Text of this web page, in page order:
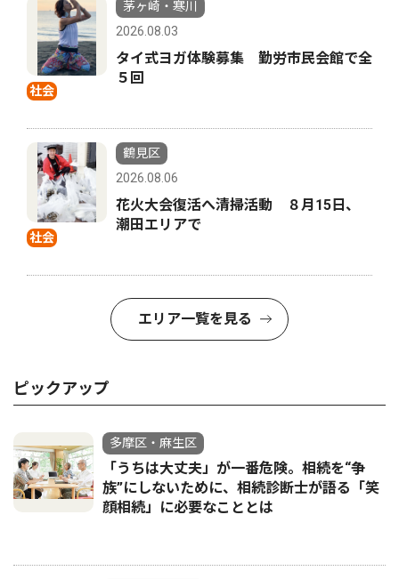
社会
茅ヶ崎・寒川
2026.08.03
タイ式ヨガ体験募集 勤労市民会館で全
５回
社会
鶴見区
2026.08.06
花火大会復活へ清掃活動 ８月15日、
潮田エリアで
エリア一覧を見る
ピックアップ
多摩区・麻生区
「うちは大丈夫」が一番危険。相続を“争
族”にしないために、相続診断士が語る「笑
顔相続」に必要なこととは